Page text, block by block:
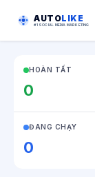
AUTOLIKE
#1 SOCIAL MEDIA MARKETING
HOÀN TẤT
0
ĐANG CHẠY
0